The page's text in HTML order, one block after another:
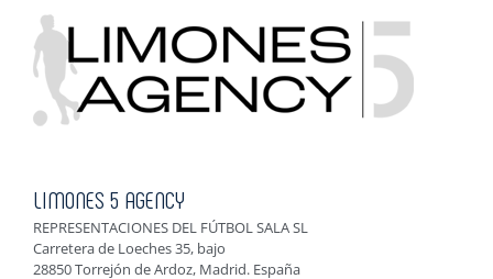
LIMONES 5 AGENCY
REPRESENTACIONES DEL FÚTBOL SALA SL
Carretera de Loeches 35, bajo
28850 Torrejón de Ardoz, Madrid. España